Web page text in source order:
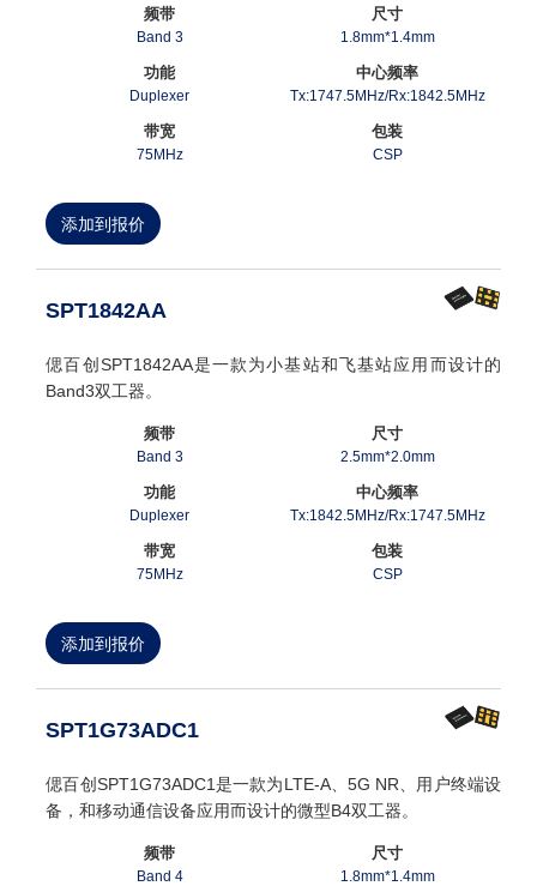
频带
Band 3
尺寸
1.8mm*1.4mm
功能
Duplexer
中心频率
Tx:1747.5MHz/Rx:1842.5MHz
带宽
75MHz
包装
CSP
添加到报价
SPT1842AA
偲百创SPT1842AA是一款为小基站和飞基站应用而设计的
Band3双工器。
频带
Band 3
尺寸
2.5mm*2.0mm
功能
Duplexer
中心频率
Tx:1842.5MHz/Rx:1747.5MHz
带宽
75MHz
包装
CSP
添加到报价
SPT1G73ADC1
偲百创SPT1G73ADC1是一款为LTE-A、5G NR、用户终端设
备，和移动通信设备应用而设计的微型B4双工器。
频带
Band 4
尺寸
1.8mm*1.4mm